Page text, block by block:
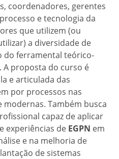
coordenadores, gerentes
e tecnologia da
que utilizem (ou
a diversidade de
do ferramental teórico-
. A proposta do curso é
e articulada das
por processos nas
Também busca
capaz de aplicar
experiências de EGPN em
e na melhoria de
de sistemas